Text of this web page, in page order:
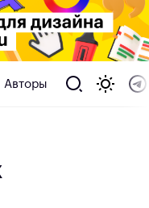
Авторы